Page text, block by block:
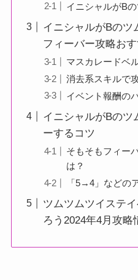
イニシャルがB
イニシャルがBのツ
フィーバー攻略お
マスカレードベ
消去系スキルで
イベント報酬の
イニシャルがBのツ
ーするコツ
そもそもフィー
は？
「5→4」などの
ツムツムツイステ
ろう2024年4月攻略